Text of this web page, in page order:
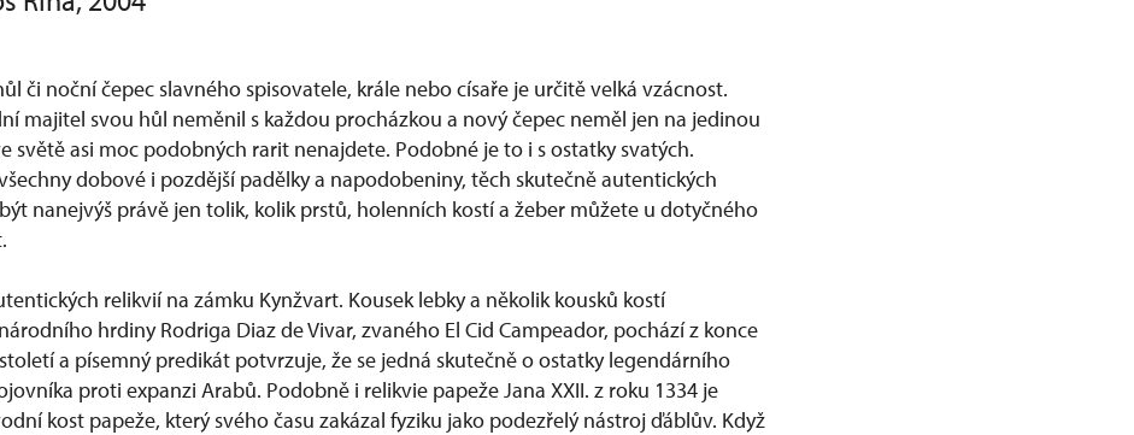
či noční čepec slavného spisovatele, krále nebo císaře je určitě velká vzácnost.
majitel svou hůl neměnil s každou procházkou a nový čepec neměl jen na jedinou
světě asi moc podobných rarit nenajdete. Podobné je to i s ostatky svatých.
dobové i pozdější padělky a napodobeniny, těch skutečně autentických
nanejvýš právě jen tolik, kolik prstů, holenních kostí a žeber můžete u dotyčného
relikvií na zámku Kynžvart. Kousek lebky a několik kousků kostí
hrdiny Rodriga Diaz de Vivar, zvaného El Cid Campeador, pochází z konce
a písemný predikát potvrzuje, že se jedná skutečně o ostatky legendárního
proti expanzi Arabů. Podobně i relikvie papeže Jana XXII. z roku 1334 je
kost papeže, který svého času zakázal fyziku jako podezřelý nástroj ďáblův. Když